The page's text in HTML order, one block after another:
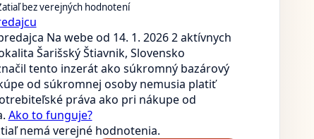
bez verejných hodnotení
Na webe od 14. 1. 2026 2 aktívnych
Šarišský Štiavnik, Slovensko
tento inzerát ako súkromný bazárový
od súkromnej osoby nemusia platiť
práva ako pri nákupe od
Ako to funguje?
nemá verejné hodnotenia.